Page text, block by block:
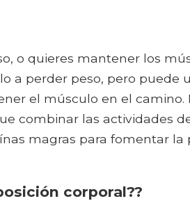
o quieres mantener los
a perder peso, pero puede
el músculo en el
combinar las actividades
magras para fomentar la
corporal??